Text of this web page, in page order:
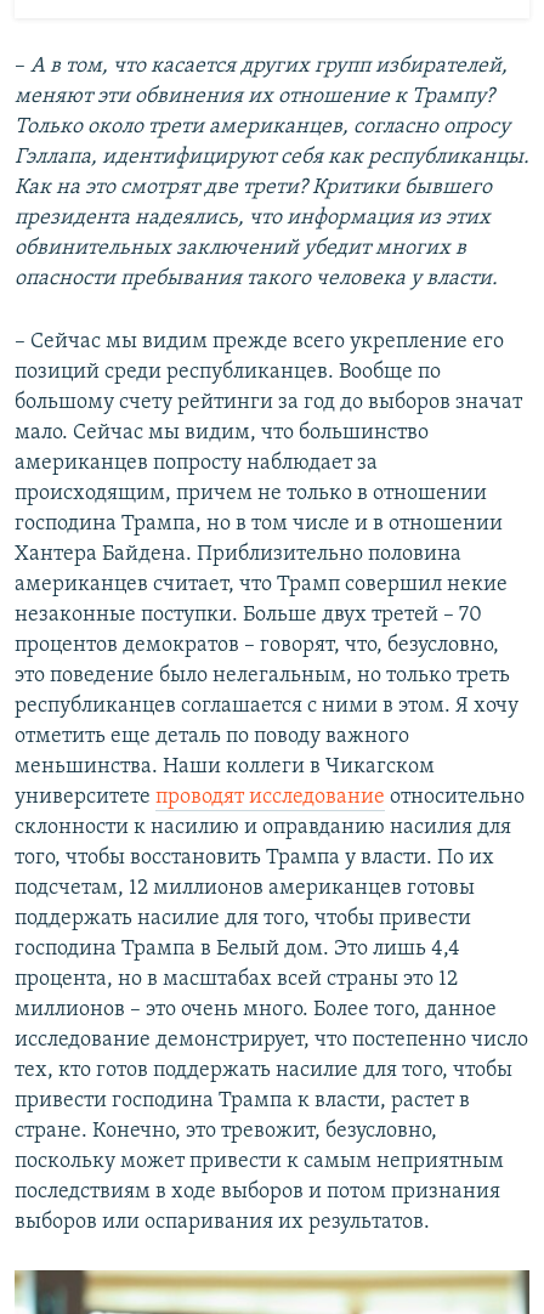
– А в том, что касается других групп избирателей,
меняют эти обвинения их отношение к Трампу?
Только около трети американцев, согласно опросу
Гэллапа, идентифицируют себя как республиканцы.
Как на это смотрят две трети? Критики бывшего
президента надеялись, что информация из этих
обвинительных заключений убедит многих в
опасности пребывания такого человека у власти.
– Сейчас мы видим прежде всего укрепление его
позиций среди республиканцев. Вообще по
большому счету рейтинги за год до выборов значат
мало. Сейчас мы видим, что большинство
американцев попросту наблюдает за
происходящим, причем не только в отношении
господина Трампа, но в том числе и в отношении
Хантера Байдена. Приблизительно половина
американцев считает, что Трамп совершил некие
незаконные поступки. Больше двух третей – 70
процентов демократов – говорят, что, безусловно,
это поведение было нелегальным, но только треть
республиканцев соглашается с ними в этом. Я хочу
отметить еще деталь по поводу важного
меньшинства. Наши коллеги в Чикагском
университете проводят исследование относительно
склонности к насилию и оправданию насилия для
того, чтобы восстановить Трампа у власти. По их
подсчетам, 12 миллионов американцев готовы
поддержать насилие для того, чтобы привести
господина Трампа в Белый дом. Это лишь 4,4
процента, но в масштабах всей страны это 12
миллионов – это очень много. Более того, данное
исследование демонстрирует, что постепенно число
тех, кто готов поддержать насилие для того, чтобы
привести господина Трампа к власти, растет в
стране. Конечно, это тревожит, безусловно,
поскольку может привести к самым неприятным
последствиям в ходе выборов и потом признания
выборов или оспаривания их результатов.